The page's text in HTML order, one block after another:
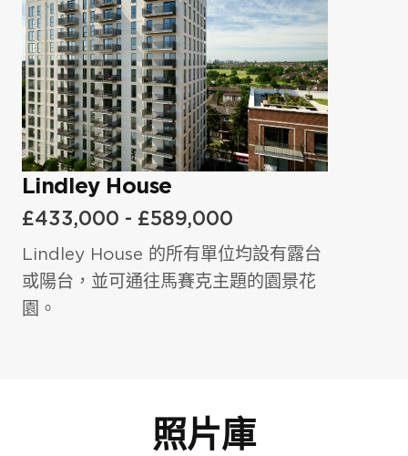
2024。
名字*
姓氏*
電郵*
名字*
姓氏*
電郵*
電話號碼 *
Lindley House
£433,000 - £589,000
Lindley House 的所有單位均設有露台
或陽台，並可通往馬賽克主題的園景花
園。
照片庫
在下面輸入姓名和有效電子郵件即可下載
項目相關資訊文件和指南。
姓名*
電郵*
電話號碼*